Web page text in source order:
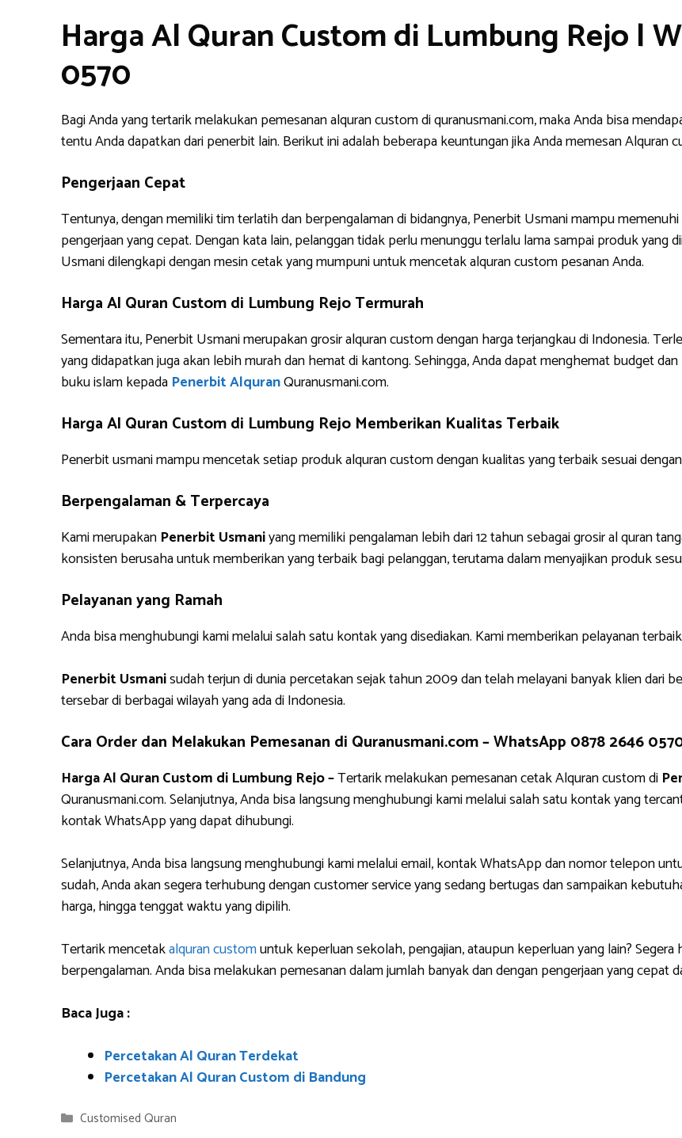
Harga Al Quran Custom di Lumbung Rejo |
0570
Bagi Anda yang tertarik melakukan pemesanan alquran custom di quranusmani.com, maka Anda bisa
tentu Anda dapatkan dari penerbit lain. Berikut ini adalah beberapa keuntungan jika Anda memesan Alquran
Pengerjaan Cepat
Tentunya, dengan memiliki tim terlatih dan berpengalaman di bidangnya, Penerbit Usmani mampu
pengerjaan yang cepat. Dengan kata lain, pelanggan tidak perlu menunggu terlalu lama sampai produk yang
Usmani dilengkapi dengan mesin cetak yang mumpuni untuk mencetak alquran custom pesanan Anda.
Harga Al Quran Custom di Lumbung Rejo Termurah
Sementara itu, Penerbit Usmani merupakan grosir alquran custom dengan harga terjangkau di Indonesia.
yang didapatkan juga akan lebih murah dan hemat di kantong. Sehingga, Anda dapat menghemat budget
buku islam kepada Penerbit AlquranQuranusmani.com.
Harga Al Quran Custom di Lumbung Rejo Memberikan Kualitas Terbaik
Penerbit usmani mampu mencetak setiap produk alquran custom dengan kualitas yang terbaik sesuai
Berpengalaman & Terpercaya
Kami merupakan Penerbit Usmaniyang memiliki pengalaman lebih dari 12 tahun sebagai grosir al quran
konsisten berusaha untuk memberikan yang terbaik bagi pelanggan, terutama dalam menyajikan produk
Pelayanan yang Ramah
Anda bisa menghubungi kami melalui salah satu kontak yang disediakan. Kami memberikan pelayanan
Penerbit Usmanisudah terjun di dunia percetakan sejak tahun 2009 dan telah melayani banyak klien dari
tersebar di berbagai wilayah yang ada di Indonesia.
Cara Order dan Melakukan Pemesanan di Quranusmani.com –WhatsApp 0878 2646
Harga Al Quran Custom di Lumbung Rejo –Tertarik melakukan pemesanan cetak Alquran custom di
Quranusmani.com. Selanjutnya, Anda bisa langsung menghubungi kami melalui salah satu kontak yang
kontak WhatsApp yang dapat dihubungi.
Selanjutnya, Anda bisa langsung menghubungi kami melalui email, kontak WhatsApp dan nomor telepon
sudah, Anda akan segera terhubung dengan customer service yang sedang bertugas dan sampaikan
harga, hingga tenggat waktu yang dipilih.
Tertarik mencetakalquran customuntuk keperluan sekolah, pengajian, ataupun keperluan yang lain?
berpengalaman. Anda bisa melakukan pemesanan dalam jumlah banyak dan dengan pengerjaan yang cepat
Baca Juga :
Percetakan Al Quran Terdekat
Percetakan Al Quran Custom di Bandung
Categories
Customised Quran